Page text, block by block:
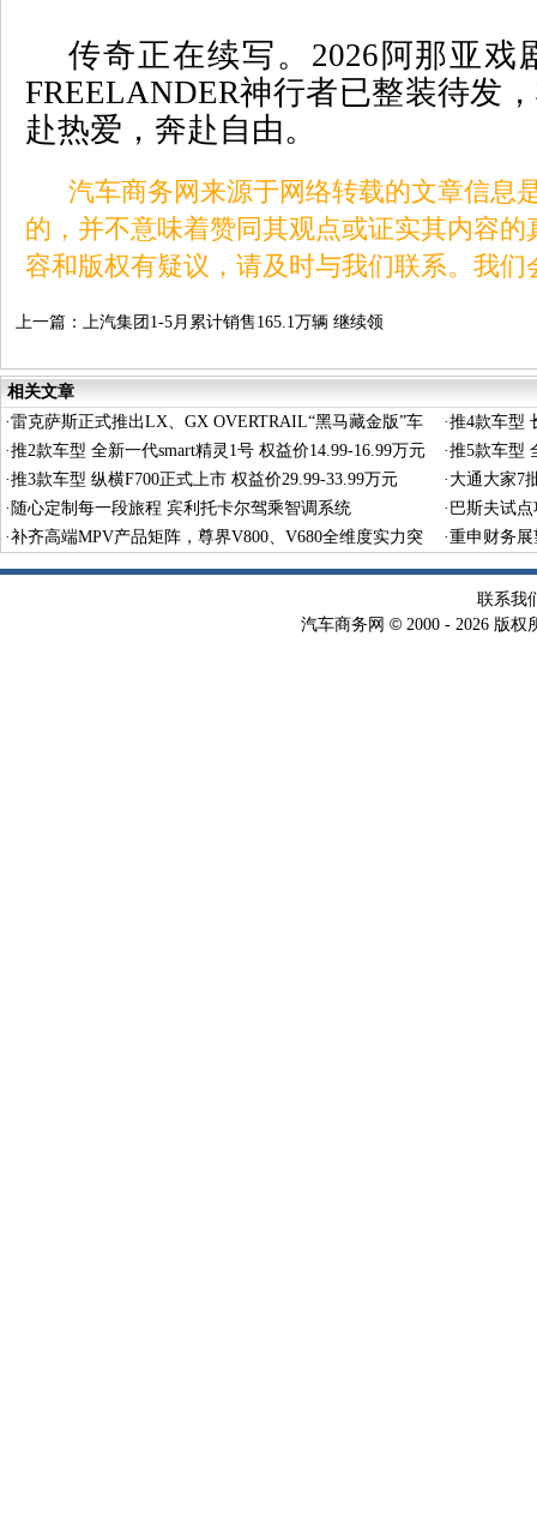
传奇正在续写。 2026 阿那亚戏
FREELANDER神行者已整装待发
赴热爱，奔赴自由。
汽车商务网来源于网络转载的文章信息
的，并不意味着赞同其观点或证实其内容
容和版权有疑议，请及时与我们联系。我
上一篇： 上汽集团1-5月累计销售165.1万辆 继续领
相关文章
·雷克萨斯正式推出LX、GX OVERTRAIL“黑马藏金版”车
型
·推4款车型
·推2款车型 全新一代smart精灵1号 权益价14.99-16.99万元 ·推5款车型
·推3款车型 纵横F700正式上市 权益价29.99-33.99万元 · 大通大家7
· 随心定制每一段旅程 宾利托卡尔驾乘智调系统 · 巴斯夫试
术
·补齐高端MPV产品矩阵，尊界V800、V680全维度实力突
围
·重申财务
联系我
汽车商务网 © 2000 - 2026 版权